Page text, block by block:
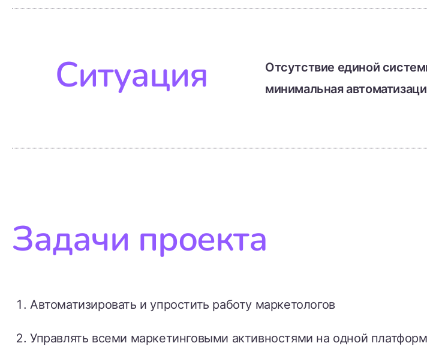
Ситуация
Отсутствие единой
минимальная
Задачи проекта
Автоматизировать и упростить работу маркетологов
Управлять всеми маркетинговыми активностями на одной